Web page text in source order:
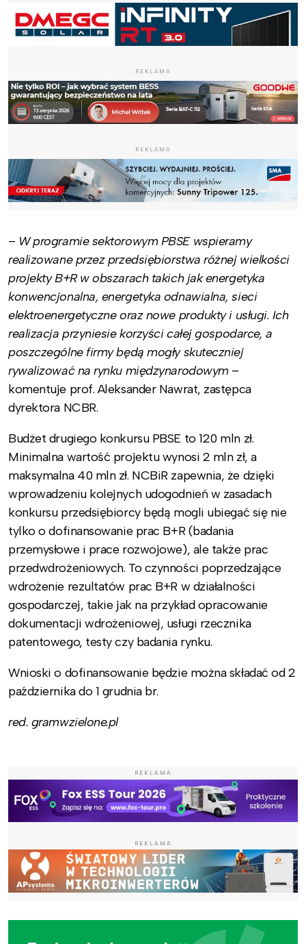
REKLAMA
REKLAMA
– W programie sektorowym PBSE wspieramy
realizowane przez przedsiębiorstwa różnej wielkości
projekty B+R w obszarach takich jak energetyka
konwencjonalna, energetyka odnawialna, sieci
elektroenergetyczne oraz nowe produkty i usługi. Ich
realizacja przyniesie korzyści całej gospodarce, a
poszczególne firmy będą mogły skuteczniej
rywalizować na rynku międzynarodowym–
komentuje prof. Aleksander Nawrat, zastępca
dyrektora NCBR.
Budżet drugiego konkursu PBSE to 120 mln zł.
Minimalna wartość projektu wynosi 2 mln zł, a
maksymalna 40 mln zł. NCBiR zapewnia, że dzięki
wprowadzeniu kolejnych udogodnień w zasadach
konkursu przedsiębiorcy będą mogli ubiegać się nie
tylko o dofinansowanie prac B+R (badania
przemysłowe i prace rozwojowe), ale także prac
przedwdrożeniowych. To czynności poprzedzające
wdrożenie rezultatów prac B+R w działalności
gospodarczej, takie jak na przykład opracowanie
dokumentacji wdrożeniowej, usługi rzecznika
patentowego, testy czy badania rynku.
Wnioski o dofinansowanie będzie można składać od 2
października do 1 grudnia br.
red. gramwzielone.pl
REKLAMA
REKLAMA